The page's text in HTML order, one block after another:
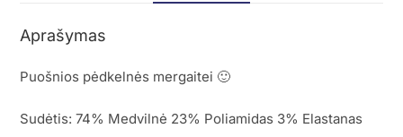
Aprašymas
Puošnios pėdkelnės mergaitei 🙂
Sudėtis: 74% Medvilnė 23% Poliamidas 3% Elastanas